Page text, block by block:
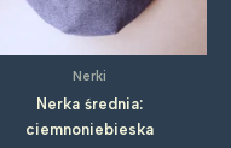
Nerki
Nerka średnia:
ciemnoniebieska